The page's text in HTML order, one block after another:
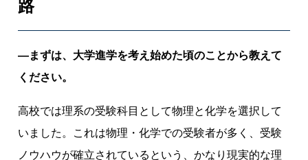
学
続
け
研
室
路
―まずは、大学進学を考え始めた頃のことから教えて
ください。
高校では理系の受験科目として物理と化学を選択して
いました。これは物理・化学での受験者が多く、受験
ノウハウが確立されているという、かなり現実的な理